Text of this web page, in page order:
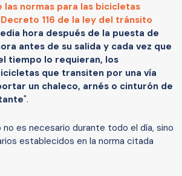
las normas para las bicicletas
116 de la ley del tránsito
hora después de la puesta de
antes de su salida y cada vez que
tiempo lo requieran, los
que transiten por una vía
un chaleco, arnés o cinturón de
".
no es necesario durante todo el día, sino
establecidos en la norma citada